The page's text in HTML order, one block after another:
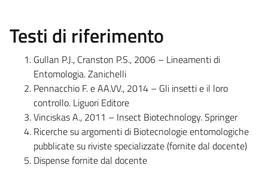
Testi di riferimento
Gullan P.J., Cranston P.S., 2006 – Lineamenti di
Entomologia. Zanichelli
Pennacchio F. e AA.VV., 2014 – Gli insetti e il loro
controllo. Liguori Editore
Vinciskas A., 2011 – Insect Biotechnology. Springer
Ricerche su argomenti di Biotecnologie entomologiche
pubblicate su riviste specializzate (fornite dal docente)
Dispense fornite dal docente